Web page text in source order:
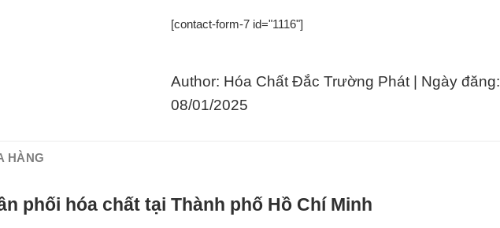
[contact-form-7 id="1116"]
Author: Hóa Chất Đắc Trường Phát | Ngày đăng:
08/01/2025
HÀNG
phối hóa chất tại Thành phố Hồ Chí Minh